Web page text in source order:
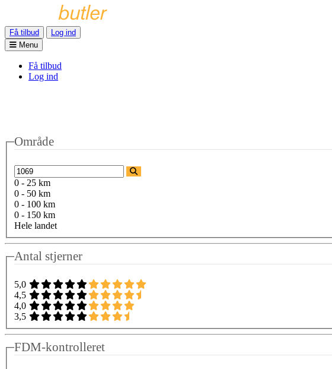
Få tilbud
Log ind
Menu
Få tilbud
Log ind
Område
0 - 25 km
0 - 50 km
0 - 100 km
0 - 150 km
Hele landet
Antal stjerner
5,0
4,5
4,0
3,5
FDM-kontrolleret